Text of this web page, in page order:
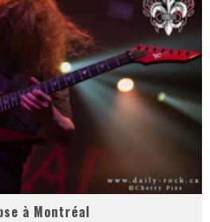
à Montréal